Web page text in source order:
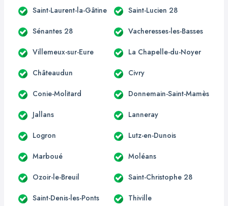
Saint-Laurent-la-Gâtine Saint-Lucien 28
Sénantes 28 Vacheresses-les-Basses
Villemeux-sur-Eure La Chapelle-du-Noyer
Châteaudun Civry
Conie-Molitard Donnemain-Saint-Mamès
Jallans Lanneray
Logron Lutz-en-Dunois
Marboué Moléans
Ozoir-le-Breuil Saint-Christophe 28
Saint-Denis-les-Ponts Thiville